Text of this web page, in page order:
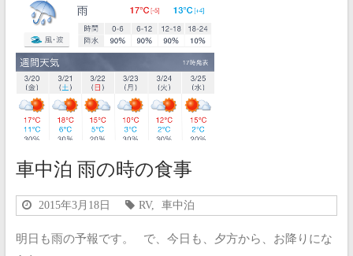
車中泊 雨の時の食事
2015年3月18日 RV, 車中泊
明日も雨の予報です。 で、今日も、夕方から、お降りにな